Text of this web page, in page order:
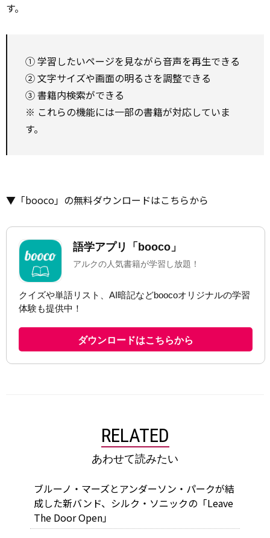
す。
① 学習したいページを見ながら音声を再生できる
② 文字サイズや画面の明るさを調整できる
③ 書籍内検索ができる
※ これらの機能には一部の書籍が対応していま
す。
▼「booco」の無料ダウンロードはこちらから
RELATED
あわせて読みたい
ブルーノ・マーズとアンダーソン・パークが結
成した新バンド、シルク・ソニックの「Leave
The Door Open」